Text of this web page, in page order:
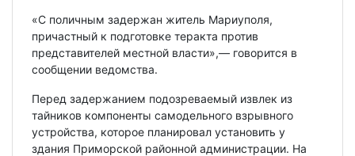
«С поличным задержан житель Мариуполя,
причастный к подготовке теракта против
представителей местной власти»,— говорится в
сообщении ведомства.
Перед задержанием подозреваемый извлек из
тайников компоненты самодельного взрывного
устройства, которое планировал установить у
здания Приморской районной администрации. На